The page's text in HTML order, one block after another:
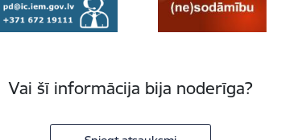
Vai šī informācija bija noderīga?